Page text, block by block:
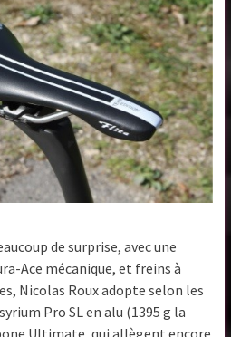
de surprise, avec une
Ace mécanique, et freins à
Nicolas Roux adopte selon les
Pro SL en alu (1395 g la
Ultimate, qui allègent encore